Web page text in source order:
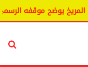
يوضح موقفه